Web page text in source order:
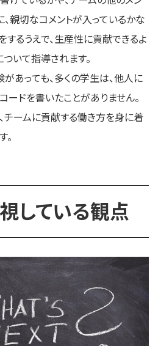
、親切なコメントが入っているかな
するうえで、生産性に貢献できるよ
いて指導されます。
あっても、多くの学生は、他人に
ードを書いたことがありません。
チームに貢献する働き方を身に着
。
している観点